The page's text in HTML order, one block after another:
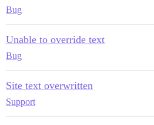
Bug
Unable to override text
Bug
Site text overwritten
Support